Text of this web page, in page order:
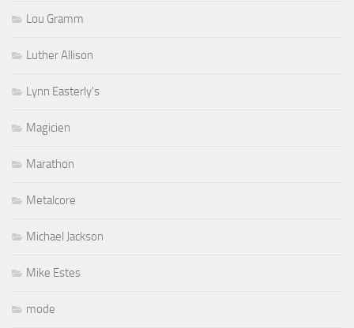
Lou Gramm
Luther Allison
Lynn Easterly's
Magicien
Marathon
Metalcore
Michael Jackson
Mike Estes
mode